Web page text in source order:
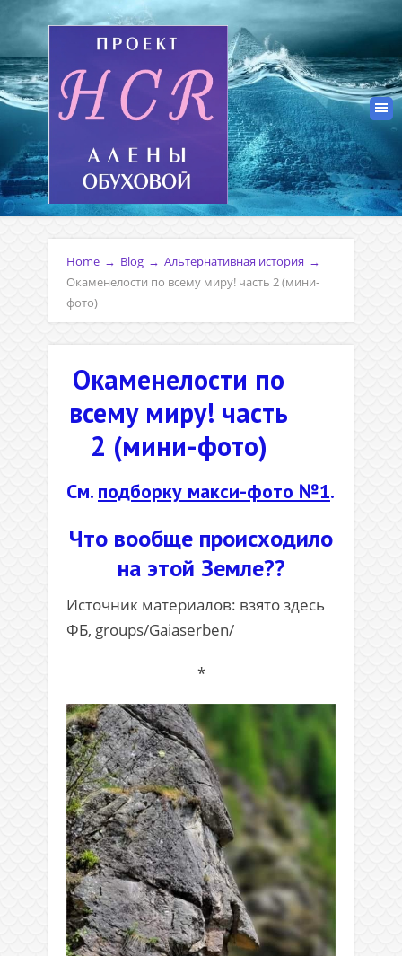
Home → Blog → Альтернативная история →
Окаменелости по всему миру! часть 2 (мини-
фото)
Окаменелости по
всему миру! часть
2 (мини-фото)
См. подборку макси-фото №1.
Что вообще происходило
на этой Земле??
Источник материалов: взято здесь
ФБ, groups/Gaiaserben/
*